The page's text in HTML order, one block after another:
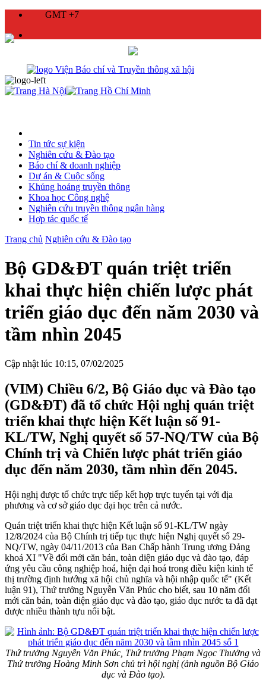
GMT +7
Tin tức sự kiện
Nghiên cứu & Đào tạo
Báo chí & doanh nghiệp
Dự án & Cuộc sống
Khủng hoảng truyền thông
Khoa học Công nghệ
Nghiên cứu truyền thông ngân hàng
Hợp tác quốc tế
Trang chủ Nghiên cứu & Đào tạo
Bộ GD&ĐT quán triệt triển
khai thực hiện chiến lược phát
triển giáo dục đến năm 2030 và
tầm nhìn 2045
Cập nhật lúc 10:15, 07/02/2025
(VIM) Chiều 6/2, Bộ Giáo dục và Đào tạo
(GD&ĐT) đã tổ chức Hội nghị quán triệt
triển khai thực hiện Kết luận số 91-
KL/TW, Nghị quyết số 57-NQ/TW của Bộ
Chính trị và Chiến lược phát triển giáo
dục đến năm 2030, tầm nhìn đến 2045.
Hội nghị được tổ chức trực tiếp kết hợp trực tuyến tại với địa
phương và cơ sở giáo dục đại học trên cả nước.
Quán triệt triển khai thực hiện Kết luận số 91-KL/TW ngày
12/8/2024 của Bộ Chính trị tiếp tục thực hiện Nghị quyết số 29-
NQ/TW, ngày 04/11/2013 của Ban Chấp hành Trung ương Đảng
khoá XI "Về đổi mới căn bản, toàn diện giáo dục và đào tạo, đáp
ứng yêu cầu công nghiệp hoá, hiện đại hoá trong điều kiện kinh tế
thị trường định hướng xã hội chủ nghĩa và hội nhập quốc tế" (Kết
luận 91), Thứ trưởng Nguyễn Văn Phúc cho biết, sau 10 năm đổi
mới căn bản, toàn diện giáo dục và đào tạo, giáo dục nước ta đã đạt
được nhiều thành tựu nổi bật.
Thứ trưởng Nguyễn Văn Phúc, Thứ trưởng Phạm Ngọc Thưởng và
Thứ trưởng Hoàng Minh Sơn chủ trì hội nghị (ảnh nguồn Bộ Giáo
dục và Đào tạo).